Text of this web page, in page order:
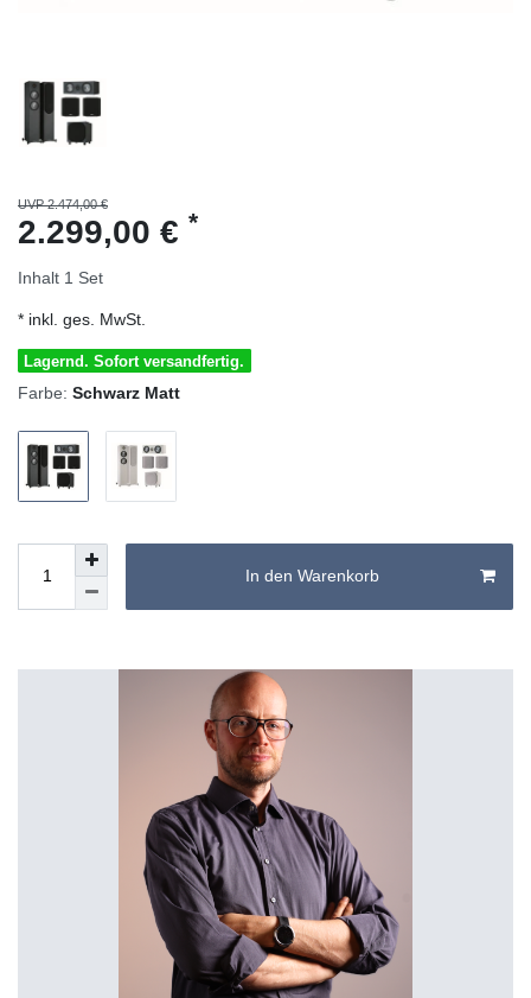
UVP 2.474,00 €
2.299,00 € *
Inhalt 1 Set
* inkl. ges. MwSt.
Lagernd. Sofort versandfertig.
Farbe: Schwarz Matt
In den Warenkorb